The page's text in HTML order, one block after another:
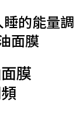
的能量調
面膜​
膜​